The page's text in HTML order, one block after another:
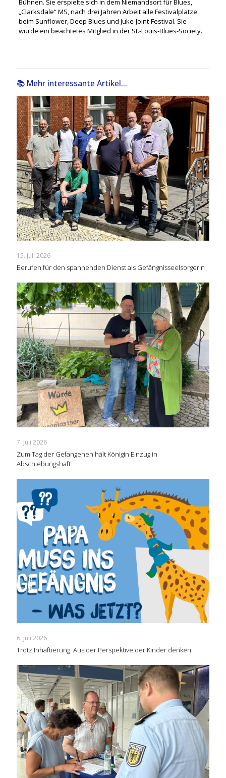
Bühnen. Sie erspielte sich in dem Niemandsort für Blues,
„Clarksdale“ MS, nach drei Jahren Arbeit alle Festivalplätze:
beim Sunflower, Deep Blues und Juke-Joint-Festival. Sie
wurde ein beachtetes Mitglied in der St.-Louis-Blues-Society.
📚 Mehr interessante Artikel...
15. Juli 2026
Berufen für den spannenden Dienst als GefängnisseelsorgerIn
7. Juli 2026
Zum Tag der Gefangenen hält Königin Einzug in
Abschiebungshaft
6. Juli 2026
Trotz Inhaftierung: Aus der Perspektive der Kinder denken